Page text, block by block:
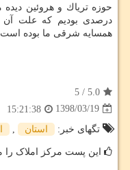
درصدی بودیم كه علت آن
همسایه شرقی ما بوده
5.0
/
5
1398/03/19
15:21:38
تگهای خبر:
استان ,
این پست مرکز املاک را